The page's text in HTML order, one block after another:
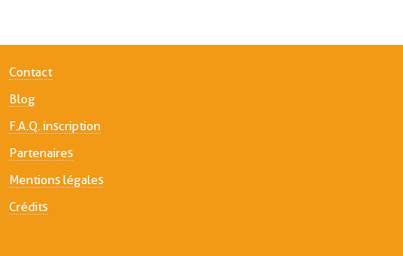
Contact
Blog
F.A.Q. inscription
Partenaires
Mentions légales
Crédits